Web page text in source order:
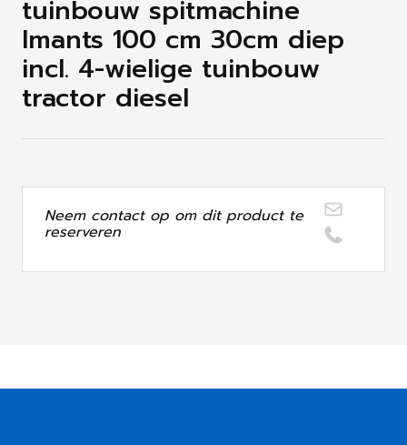
tuinbouw spitmachine
Imants 100 cm 30cm diep
incl. 4-wielige tuinbouw
tractor diesel
Neem contact op om dit product te
reserveren